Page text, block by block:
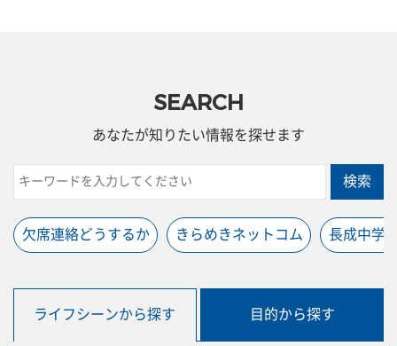
SEARCH
あなたが知りたい情報を探せます
検索
欠席連絡どうするか きらめきネットコム 長成中学
ライフシーンから探す 目的から探す